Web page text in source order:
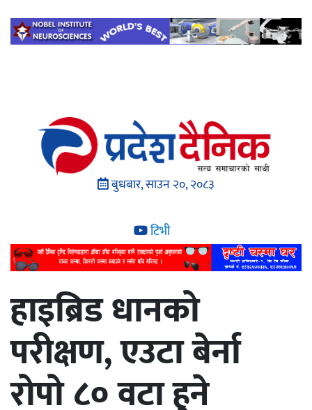
बुधबार, साउन २०, २०८३
टिभी
हाइब्रिड धानको
परीक्षण, एउटा बेर्ना
रोपो ८० वटा हुने